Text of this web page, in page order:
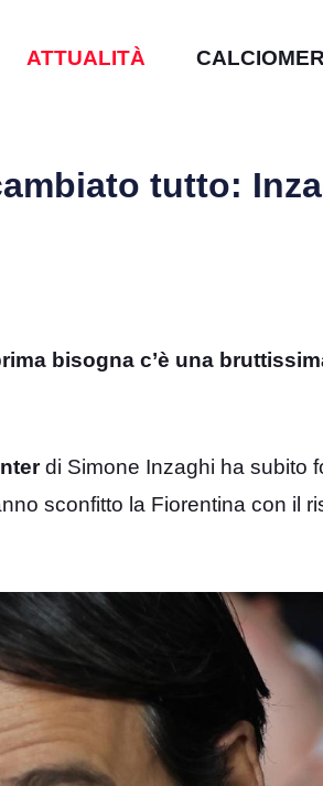
ATTUALITÀ
tutto:
bisogna c’è una
di Simone Inzaghi ha subito
sconfitto la Fiorentina con il